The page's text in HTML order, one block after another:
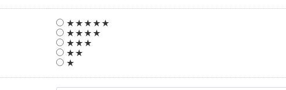
★★★★★
★★★★
★★★
★★
★